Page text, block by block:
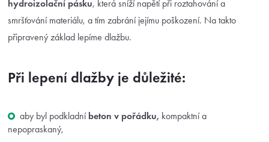
hydroizolační pásku, která sníží napětí při roztahování a
smršťování materiálu, a tím zabrání jejímu poškození. Na takto
připravený základ lepíme dlažbu.
Při lepení dlažby je důležité:
aby byl podkladní beton v pořádku, kompaktní a
nepopraskaný,